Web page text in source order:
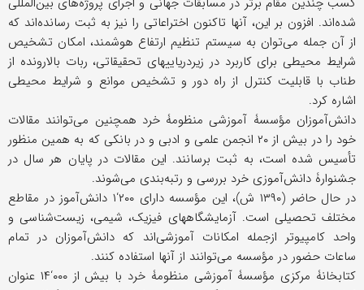
شده‌اند. افزون بر این، آنها تاکنون اختراعاتی را نیز به ثبت رسانده‌اند که
از آن جمله می‌توان به سیستم تنظیم ارتفاع هوشمند، امکان تشخیص
شرایط محیطی برای کاربرد در زیردریاییهای تحقیقاتی، ربات بالارونده از
طناب با قابلیت کنترل از راه دور و تشخیص موانع و شرایط محیطی
اشاره کرد.
دانش‌آموزان مؤسسۀ آموزشی منظومۀ خرد همچنین می‌توانند مقالات
خود را در بیش از ۲۰ انجمن علمی و ادبی و در بانکی که به همین منظور
تأسیس شده است، به ثبت برسانند. این مقالات در پایان هر سال در
جشنوارۀ دانش‌آموزی خرد بررسی و رتبه‌بندی می‌شوند.
در حال حاضر (۱۳۹۰ ش)، این مؤسسه دارای ۲۰۰‘۱ دانش‌آموز در مقاطع
مختلف تحصیلی است. آزمایشگاههای فیزیک، شیمی، زیست‌شناسی و
واحد کامپیوتر ازجمله امکانات آموزشی‌اند که دانش‌آموزان در تمام
ساعات حضور در مؤسسه می‌توانند از آنها استفاده کنند.
کتابخانۀ مرکزی مؤسسۀ آموزشی منظومۀ خرد با بیش از ۰۰۰‘۱۴ عنوان